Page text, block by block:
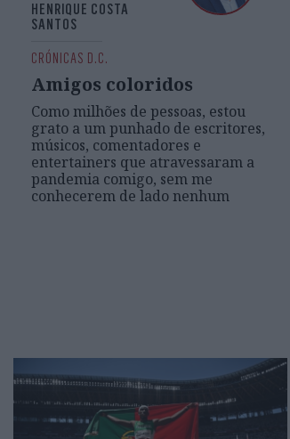
CRÓNICAS D.C.
Amigos coloridos
Como milhões de pessoas, estou
grato a um punhado de escritores,
músicos, comentadores e
entertainers que atravessaram a
pandemia comigo, sem me
conhecerem de lado nenhum
HENRIQUE COSTA
SANTOS